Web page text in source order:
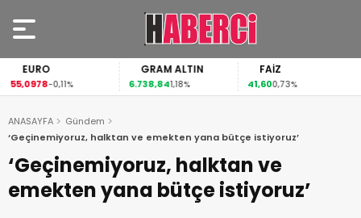
EURO
55,0978-0,11%
GRAM ALTIN
6.738,841,18%
FAİZ
41,600,73%
ANASAYFA
Gündem
‘Geçinemiyoruz, halktan ve emekten yana bütçe istiyoruz’
‘Geçinemiyoruz, halktan ve
emekten yana bütçe istiyoruz’